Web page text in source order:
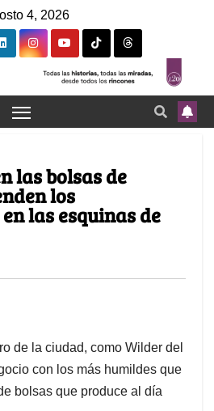
4, 2026
las bolsas de
los
las esquinas de
de la ciudad, como Wilder del
con los más humildes que
bolsas que produce al día